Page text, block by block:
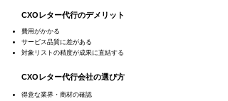
CXOレター代行のデメリット
費用がかかる
サービス品質に差がある
対象リストの精度が成果に直結する
CXOレター代行会社の選び方
得意な業界・商材の確認